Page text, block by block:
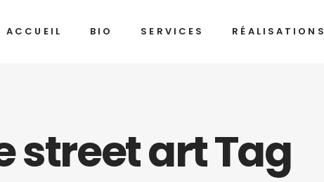
ACCUEIL BIO SERVICES RÉALISATIONS
street art Tag